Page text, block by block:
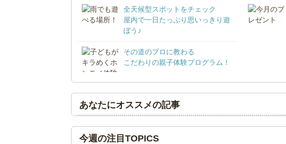
全天候型スポットをチェック
屋内で一日たっぷり思いっきり遊
ぼう♪
その道のプロに教わる
こだわりの親子体験プログラム！
あなたにオススメの記事
今週の注目TOPICS